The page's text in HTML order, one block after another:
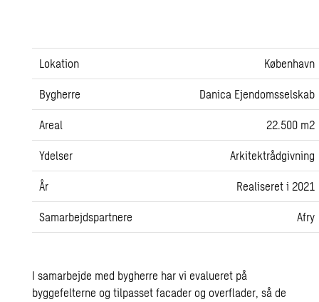
Lokation København
Bygherre Danica Ejendomsselskab
Areal 22.500 m2
Ydelser Arkitektrådgivning
År Realiseret i 2021
Samarbejdspartnere Afry
I samarbejde med bygherre har vi evalueret på
byggefelterne og tilpasset facader og overflader, så de